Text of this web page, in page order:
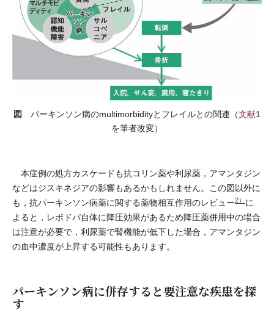
図 パーキンソン病のmultimorbidityとフレイルとの関連（文献1
を筆者改変）
本症例の処方カスケードも抗コリン薬や利尿薬，アマンタジン
などはジスキネジアの影響もあるかもしれません。この図以外に
も，抗パーキンソン病薬に関する薬物相互作用のレビュー2） に
よると，レボドパ自体に降圧効果があるため降圧薬併用中の場合
は注意が必要で，利尿薬で腎機能が低下した場合，アマンタジン
の血中濃度が上昇する可能性もあります。
パーキンソン病に併存すると要注意な疾患を探
す